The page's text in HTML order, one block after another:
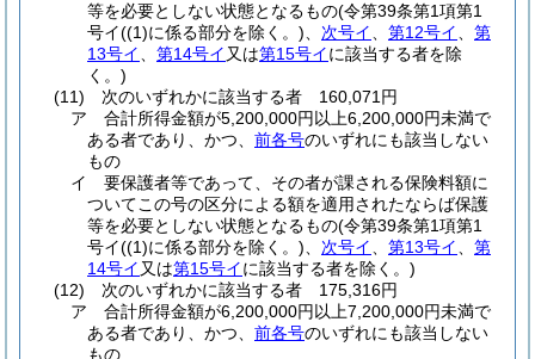
等を必要としない状態となるもの(令第39条第1項第1
号イ((1)に係る部分を除く。) 次号イ 第12号イ
第
13号イ
第14号イ 又は第15号イに該当する者を除
く。)
(11)
次のいずれかに該当する者 160,071円
ア
合計所得金額が5,200,000円以上6,200,000円未満で
ある者であり、かつ、 前各号のいずれにも該当しない
もの
イ
要保護者等であって、その者が課される保険料額に
ついてこの号の区分による額を適用されたならば保護
等を必要としない状態となるもの(令第39条第1項第1
号イ((1)に係る部分を除く。) 次号イ 第13号イ
第
14号イ 又は第15号イに該当する者を除く。)
(12)
次のいずれかに該当する者 175,316円
ア
合計所得金額が6,200,000円以上7,200,000円未満で
ある者であり、かつ、 前各号のいずれにも該当しない
もの